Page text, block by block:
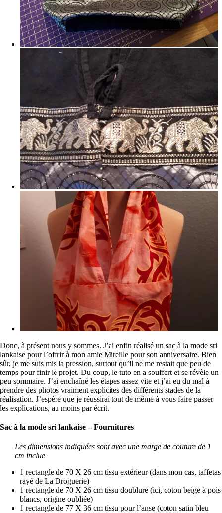
Donc, à présent nous y sommes. J’ai enfin réalisé un sac à la mode sri
lankaise pour l’offrir à mon amie Mireille pour son anniversaire. Bien
sûr, je me suis mis la pression, surtout qu’il ne me restait que peu de
temps pour finir le projet. Du coup, le tuto en a souffert et se révèle un
peu sommaire. J’ai enchaîné les étapes assez vite et j’ai eu du mal à
prendre des photos vraiment explicites des différents stades de la
réalisation. J’espère que je réussirai tout de même à vous faire passer
les explications, au moins par écrit.
Sac à la mode sri lankaise – Fournitures
Les dimensions indiquées sont avec une marge de couture de 1
cm inclue
1 rectangle de 70 X 26 cm tissu extérieur (dans mon cas, taffetas
rayé de La Droguerie)
1 rectangle de 70 X 26 cm tissu doublure (ici, coton beige à pois
blancs, origine oubliée)
1 rectangle de 77 X 36 cm tissu pour l’anse (coton satin bleu